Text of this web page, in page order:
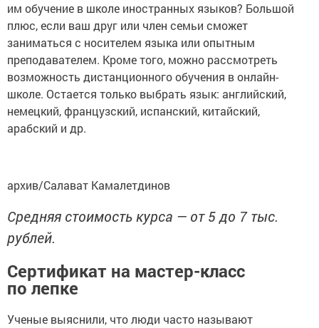
им обучение в школе иностранных языков? Большой
плюс, если ваш друг или член семьи сможет
заниматься с носителем языка или опытным
преподавателем. Кроме того, можно рассмотреть
возможность дистанционного обучения в онлайн-
школе. Остается только выбрать язык: английский,
немецкий, французский, испанский, китайский,
арабский и др.
архив/Салават Камалетдинов
Средняя стоимость курса — от 5 до 7 тыс.
рублей.
Сертификат на мастер-класс
по лепке
Ученые выяснили, что люди часто называют